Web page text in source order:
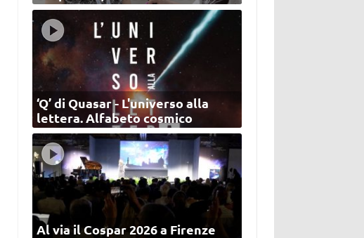
‘Q’ di Quasar - L'universo alla
lettera. Alfabeto cosmico
Al via il Cospar 2026 a Firenze